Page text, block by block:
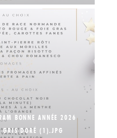
BONNE ANNÉE 2026
GRIS DORÉ (1).JPG